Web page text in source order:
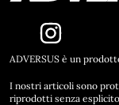
ADVERSUS è un
I nostri articoli sono
riprodotti senza